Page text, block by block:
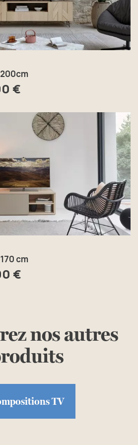
€
cm
€
nos autres
TV